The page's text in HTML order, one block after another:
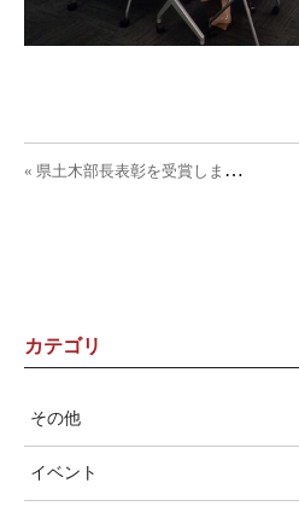
投稿ナビゲーション «
県土木部長表彰を受賞しました。
カテゴリ
その他
イベント